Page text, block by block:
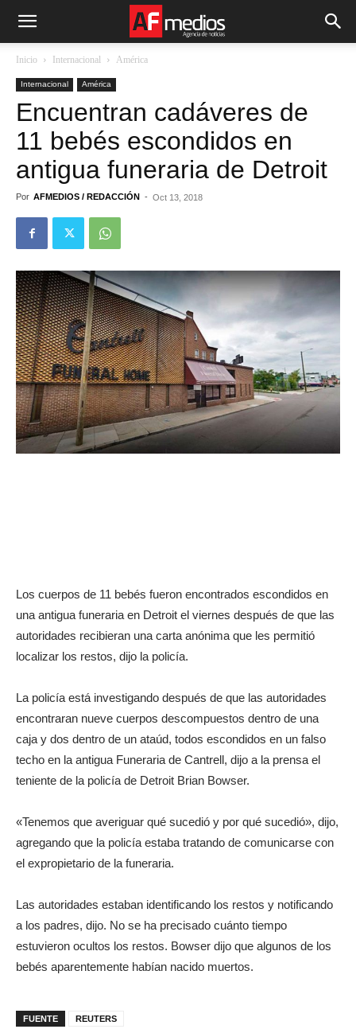
Inicio Internacional América
Internacional América
Encuentran cadáveres de
11 bebés escondidos en
antigua funeraria de Detroit
Por AFMEDIOS / REDACCIÓN - Oct 13, 2018
Los cuerpos de 11 bebés fueron encontrados escondidos en
una antigua funeraria en Detroit el viernes después de que las
autoridades recibieran una carta anónima que les permitió
localizar los restos, dijo la policía.
La policía está investigando después de que las autoridades
encontraran nueve cuerpos descompuestos dentro de una
caja y dos dentro de un ataúd, todos escondidos en un falso
techo en la antigua Funeraria de Cantrell, dijo a la prensa el
teniente de la policía de Detroit Brian Bowser.
«Tenemos que averiguar qué sucedió y por qué sucedió», dijo,
agregando que la policía estaba tratando de comunicarse con
el expropietario de la funeraria.
Las autoridades estaban identificando los restos y notificando
a los padres, dijo. No se ha precisado cuánto tiempo
estuvieron ocultos los restos. Bowser dijo que algunos de los
bebés aparentemente habían nacido muertos.
FUENTE REUTERS